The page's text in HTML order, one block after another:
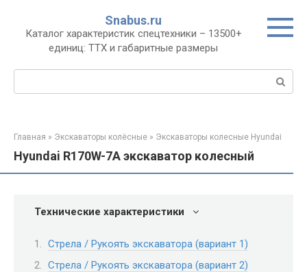
контенту
Snabus.ru
Каталог характеристик спецтехники – 13500+
единиц: ТТХ и габаритные размеры
Главная » Экскаваторы колёсные » Экскаваторы колесные Hyundai
Hyundai R170W-7A экскаватор колесный
Технические характеристики
Стрела / Рукоять экскаватора (вариант 1)
Стрела / Рукоять экскаватора (вариант 2)